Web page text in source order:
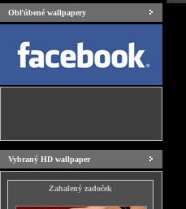
Obľúbené wallpapery
Vybraný HD wallpaper
Zahalený zadoček